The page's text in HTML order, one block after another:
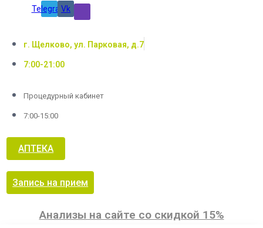
TelegramVk
г. Щелково, ул. Парковая, д.7
7:00-21:00
Процедурный кабинет
7:00-15:00
АПТЕКА
Запись на прием
Анализы на сайте со скидкой 15%